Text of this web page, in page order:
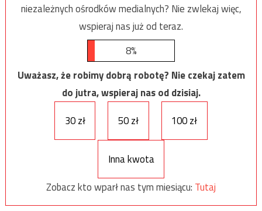
niezależnych ośrodków medialnych? Nie zwlekaj więc,
wspieraj nas już od teraz.
8%
Uważasz, że robimy dobrą robotę? Nie czekaj zatem
do jutra, wspieraj nas od dzisiaj.
30 zł
50 zł 100 zł
Inna kwota
Zobacz kto wparł nas tym miesiącu: Tutaj